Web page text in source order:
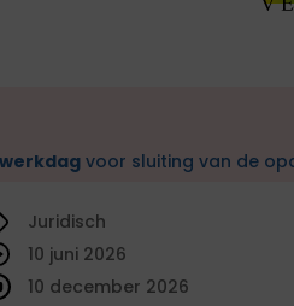
voor sluiting van de
Juridisch
10 juni 2026
10 december 2026